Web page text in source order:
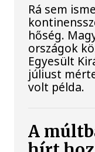
Rá sem
hőség.
országok
Egyesült
júliust
volt példa.
A